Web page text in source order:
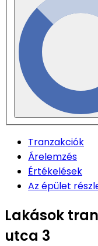
Tranzakciók
Árelemzés
Értékelések
Az épület
Lakások
utca 3